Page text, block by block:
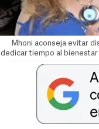
Mhoni aconseja evitar
dedicar tiempo al bienestar